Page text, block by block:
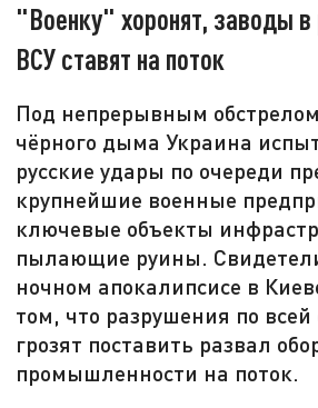
"Военку" хоронят, заводы в
ВСУ ставят на поток
Под непрерывным
чёрного дыма Украина
русские удары по очереди
крупнейшие военные
ключевые объекты
пылающие руины.
ночном апокалипсисе в
том, что разрушения по всей
грозят поставить развал
промышленности на поток.